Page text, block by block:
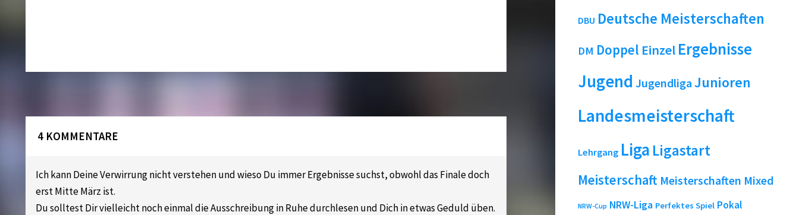
4 KOMMENTARE
Ich kann Deine Verwirrung nicht verstehen und wieso Du immer Ergebnisse suchst, obwohl das Finale doch
erst Mitte März ist.
Du solltest Dir vielleicht noch einmal die Ausschreibung in Ruhe durchlesen und Dich in etwas Geduld üben.
DBU Deutsche Meisterschaften
DM Doppel Einzel Ergebnisse
Jugend Jugendliga Junioren
Landesmeisterschaft
Lehrgang Liga Ligastart
Meisterschaft Meisterschaften Mixed
NRW-Cup NRW-Liga Perfektes Spiel Pokal